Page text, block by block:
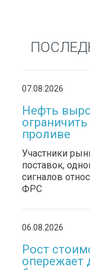
07.08.2026
Нефть
проливе
Участники
поставок,
сигналов
ФРС
06.08.2026
Рост
опережает